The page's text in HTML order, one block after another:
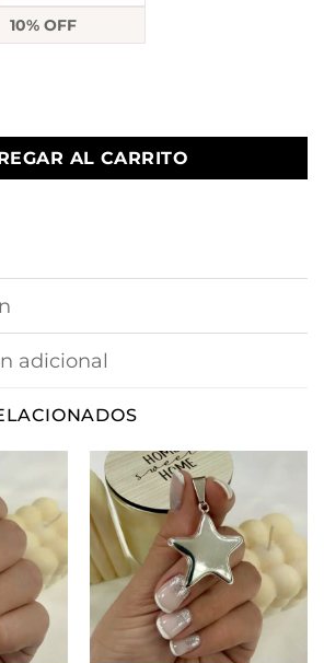
10% OFF
microzirconia cantidad
AL CARRITO
adicional